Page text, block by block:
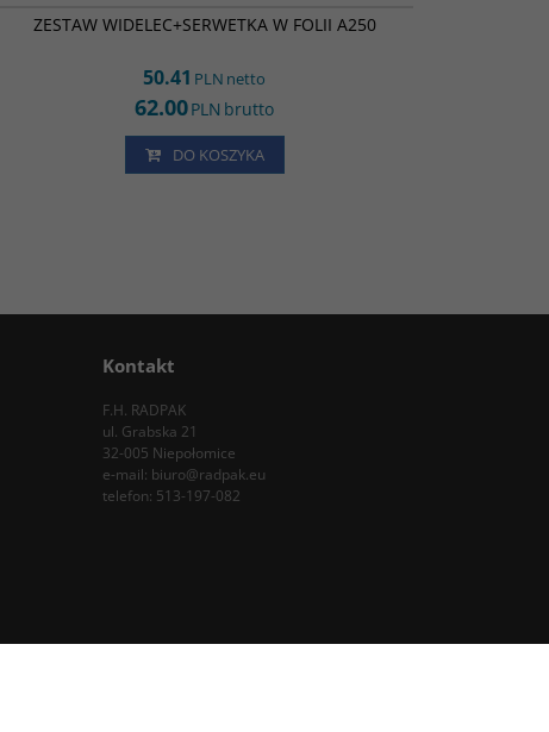
ZESTAW WIDELEC+SERWETKA W FOLII A250
50.41 PLN netto
62.00PLN brutto
DO KOSZYKA
Kontakt
F.H. RADPAK
ul. Grabska 21
32-005 Niepołomice
e-mail: biuro@radpak.eu
telefon: 513-197-082